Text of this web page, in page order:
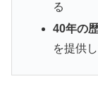
る
40年の
を提供